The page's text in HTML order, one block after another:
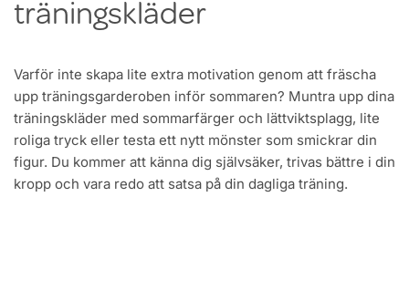
träningskläder
Varför inte skapa lite extra motivation genom att fräscha
upp träningsgarderoben inför sommaren? Muntra upp dina
träningskläder med sommarfärger och lättviktsplagg, lite
roliga tryck eller testa ett nytt mönster som smickrar din
figur. Du kommer att känna dig självsäker, trivas bättre i din
kropp och vara redo att satsa på din dagliga träning.